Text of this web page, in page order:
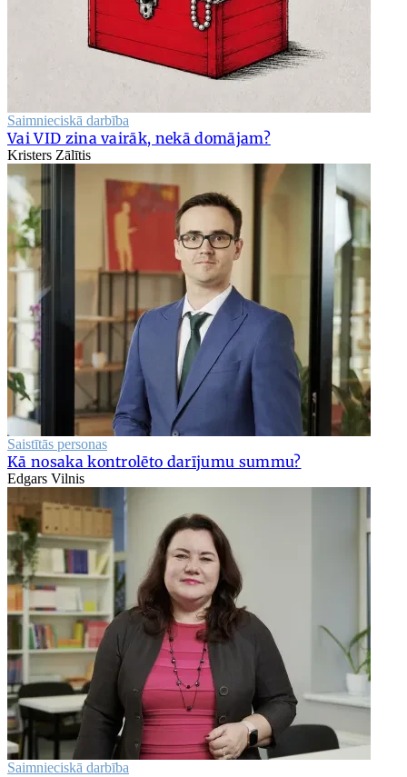
Saimnieciskā darbība
Vai VID zina vairāk, nekā domājam?
Kristers Zālītis
Saistītās personas
Kā nosaka kontrolēto darījumu summu?
Edgars Vilnis
Saimnieciskā darbība